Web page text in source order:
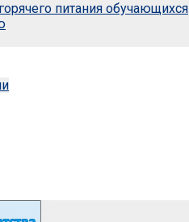
питания обучающихся